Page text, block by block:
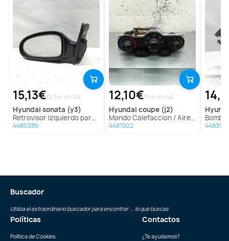
15,13€12.5 € sin IVA
hyundai sonata (y3)
Retrovisor Izquierdo para Hyundai Sonata (Y3)
4480386
12,10€10 € sin IVA
hyundai coupe (j2)
Mando Calefaccion / Aire Acondicionado para Hyundai Coupe (J2)
4481502
Bomba
4483941
Buscador
Utiliza el extraordinario buscador para encontrar ... lo que buscas
Políticas
Política de Cookies
Contactos
¿Te ayudamos?